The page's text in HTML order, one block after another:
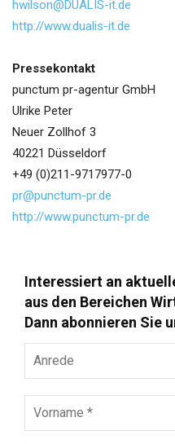
hwilson@DUALIS-it.de
http://www.dualis-it.de
Pressekontakt
punctum pr-agentur GmbH
Ulrike Peter
Neuer Zollhof 3
40221 Düsseldorf
+49 (0)211-9717977-0
pr@punctum-pr.de
http://www.punctum-pr.de
Interessiert an
aus den Bereichen
Dann abonnieren Sie